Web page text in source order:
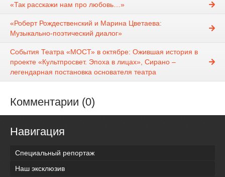
«Так расскажи нам про любовь…»
«Роберт Рождественский и Марина Цветаева:
Музыкально-поэтический диалог»
События Театра «МОСТ» в октябре: Ожившая история в
проекте «Культпросвет. Эпоха в лицах», Сирано –
легендарная постановка основателя театра
Комментарии (0)
Навигация
Специальный репортаж
Наш эксклюзив